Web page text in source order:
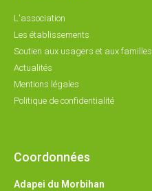
L'association
Les établissements
Soutien aux usagers et aux familles
Actualités
Mentions légales
Politique de confidentialité
Coordonnées
Adapei du Morbihan